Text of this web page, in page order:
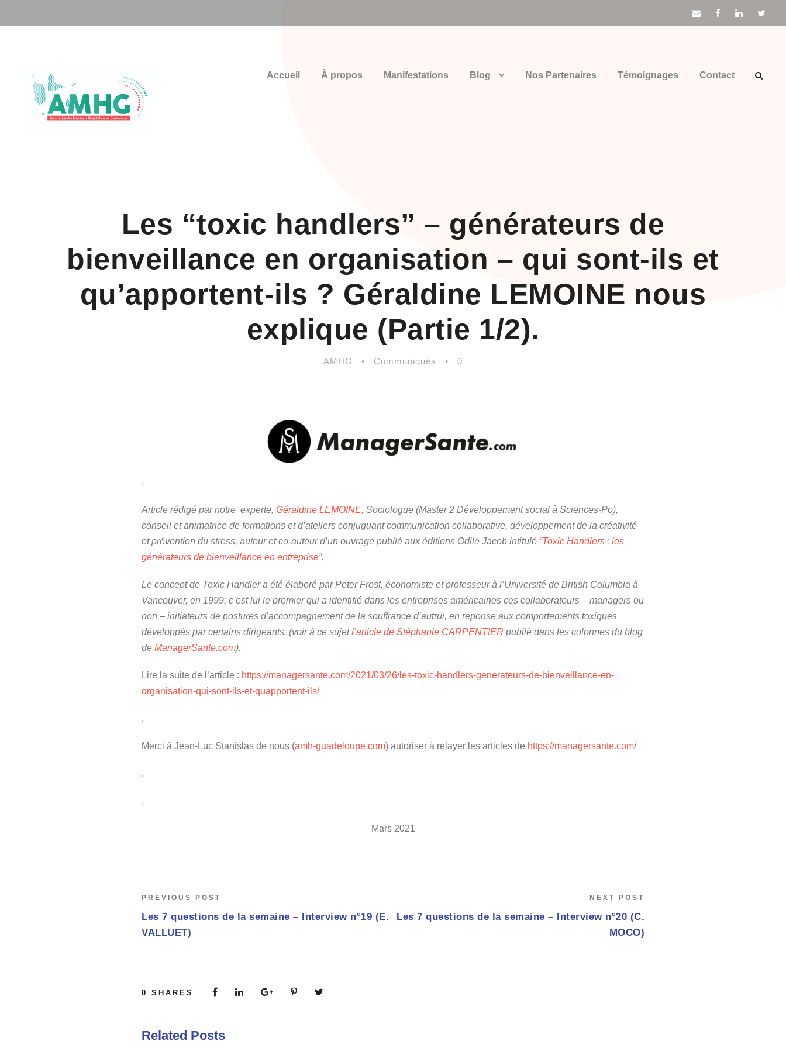
Accueil À propos Manifestations Blog Nos Partenaires Témoignages Contact
Les “toxic handlers” – générateurs de
bienveillance en organisation – qui sont-ils et
qu’apportent-ils ? Géraldine LEMOINE nous
explique (Partie 1/2).
AMHG • Communiqués • 0
.
Article rédigé par notre experte, Géraldine LEMOINE, Sociologue (Master 2 Développement social à Sciences-Po),
conseil et animatrice de formations et d’ateliers conjuguant communication collaborative, développement de la créativité
et prévention du stress, auteur et co-auteur d’un ouvrage publié aux éditions Odile Jacob intitulé “Toxic Handlers : les
générateurs de bienveillance en entreprise”.
Le concept de Toxic Handler a été élaboré par Peter Frost, économiste et professeur à l’Université de British Columbia à
Vancouver, en 1999; c’est lui le premier qui a identifié dans les entreprises américaines ces collaborateurs – managers ou
non – initiateurs de postures d’accompagnement de la souffrance d’autrui, en réponse aux comportements toxiques
développés par certains dirigeants. (voir à ce sujetl’article de Stéphanie CARPENTIER publié dans les colonnes du blog
de ManagerSante.com).
Lire la suite de l’article : https://managersante.com/2021/03/26/les-toxic-handlers-generateurs-de-bienveillance-en-
organisation-qui-sont-ils-et-quapportent-ils/
.
Merci à Jean-Luc Stanislas de nous (amh-guadeloupe.com) autoriser à relayer les articles de https://managersante.com/
.
.
Mars 2021
PREVIOUS POST
Les 7 questions de la semaine – Interview n°19 (E.
VALLUET)
NEXT POST
Les 7 questions de la semaine – Interview n°20 (C.
MOCO)
0 SHARES
Related Posts